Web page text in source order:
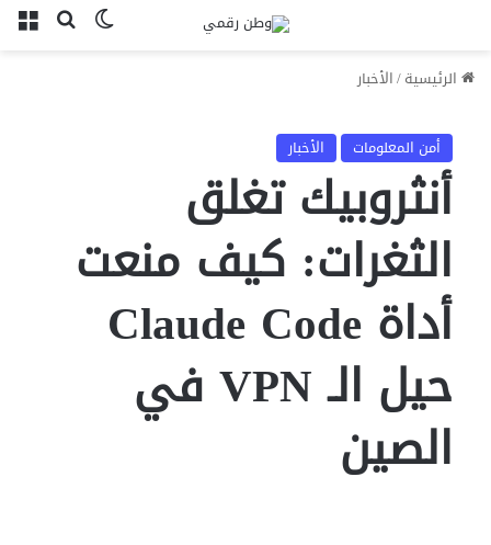
بحث عنالوضع
الرئيسية/الأخبار
أمن المعلومات الأخبار
أنثروبيك تغلق
الثغرات: كيف منعت
أداة Claude Code
حيل الـ VPN في
الصين